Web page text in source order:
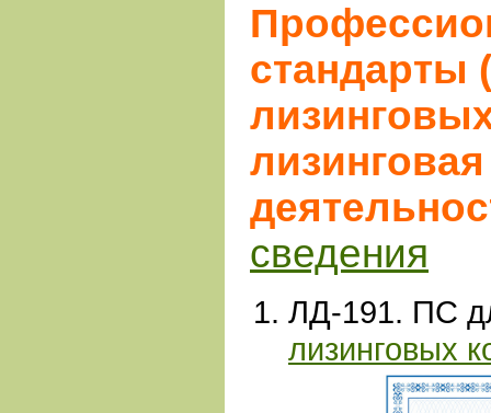
стандарты
лизинговая
сведения
ЛД-191. ПС
лизинговых